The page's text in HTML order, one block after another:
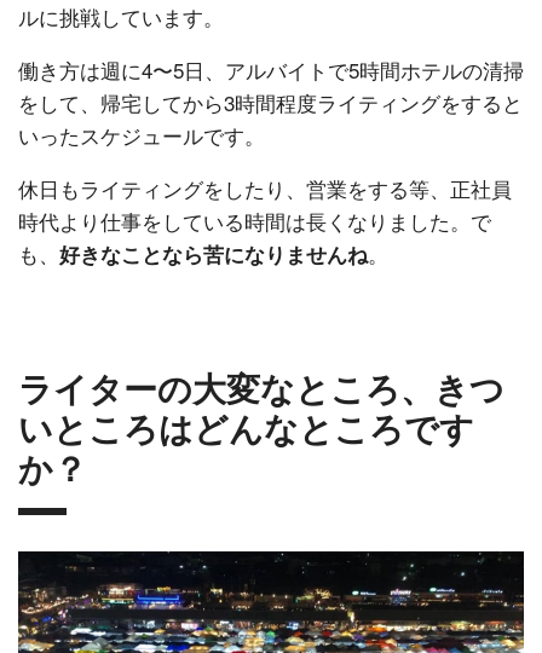
ルに挑戦しています。
働き方は週に4〜5日、アルバイトで5時間ホテルの清掃
をして、帰宅してから3時間程度ライティングをすると
いったスケジュールです。
休日もライティングをしたり、営業をする等、正社員
時代より仕事をしている時間は長くなりました。で
も、 好きなことなら苦になりませんね。
ライターの大変なところ、きつ
いところはどんなところです
か？